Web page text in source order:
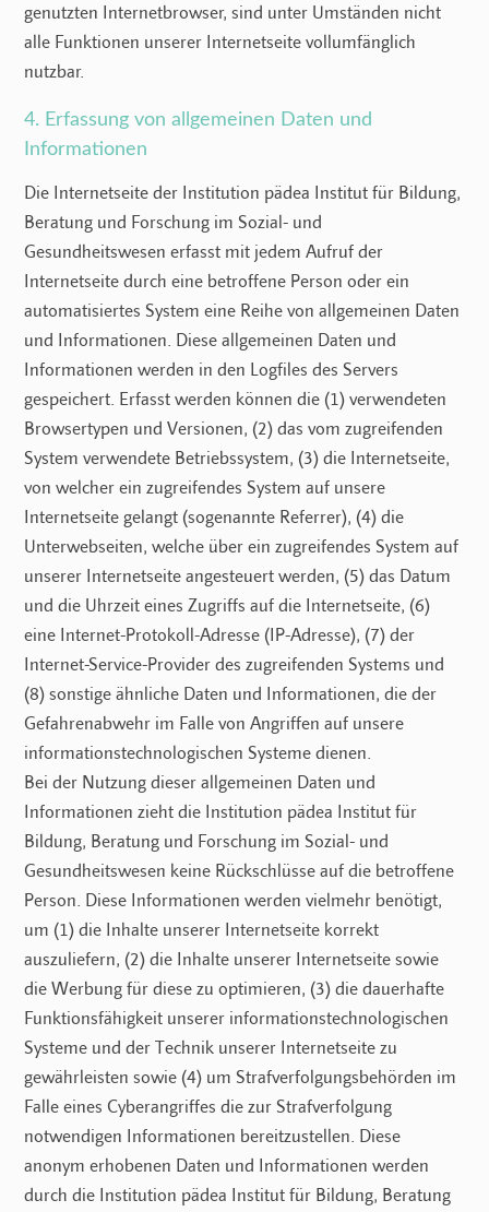
genutzten Internetbrowser, sind unter Umständen nicht
alle Funktionen unserer Internetseite vollumfänglich
nutzbar.
4. Erfassung von allgemeinen Daten und
Informationen
Die Internetseite der Institution pädea Institut für Bildung,
Beratung und Forschung im Sozial- und
Gesundheitswesen erfasst mit jedem Aufruf der
Internetseite durch eine betroffene Person oder ein
automatisiertes System eine Reihe von allgemeinen Daten
und Informationen. Diese allgemeinen Daten und
Informationen werden in den Logfiles des Servers
gespeichert. Erfasst werden können die (1) verwendeten
Browsertypen und Versionen, (2) das vom zugreifenden
System verwendete Betriebssystem, (3) die Internetseite,
von welcher ein zugreifendes System auf unsere
Internetseite gelangt (sogenannte Referrer), (4) die
Unterwebseiten, welche über ein zugreifendes System auf
unserer Internetseite angesteuert werden, (5) das Datum
und die Uhrzeit eines Zugriffs auf die Internetseite, (6)
eine Internet-Protokoll-Adresse (IP-Adresse), (7) der
Internet-Service-Provider des zugreifenden Systems und
(8) sonstige ähnliche Daten und Informationen, die der
Gefahrenabwehr im Falle von Angriffen auf unsere
informationstechnologischen Systeme dienen.
Bei der Nutzung dieser allgemeinen Daten und
Informationen zieht die Institution pädea Institut für
Bildung, Beratung und Forschung im Sozial- und
Gesundheitswesen keine Rückschlüsse auf die betroffene
Person. Diese Informationen werden vielmehr benötigt,
um (1) die Inhalte unserer Internetseite korrekt
auszuliefern, (2) die Inhalte unserer Internetseite sowie
die Werbung für diese zu optimieren, (3) die dauerhafte
Funktionsfähigkeit unserer informationstechnologischen
Systeme und der Technik unserer Internetseite zu
gewährleisten sowie (4) um Strafverfolgungsbehörden im
Falle eines Cyberangriffes die zur Strafverfolgung
notwendigen Informationen bereitzustellen. Diese
anonym erhobenen Daten und Informationen werden
durch die Institution pädea Institut für Bildung, Beratung